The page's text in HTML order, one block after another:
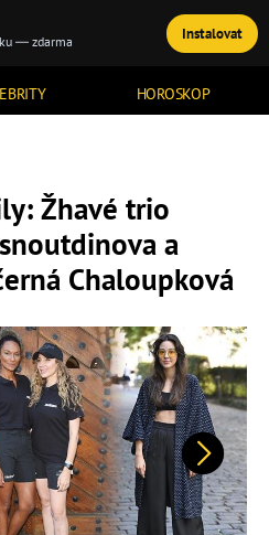
HOROSKOP
TÉMATA
Žhavé trio
a
Chaloupková
Další
— zdarma Instalovat